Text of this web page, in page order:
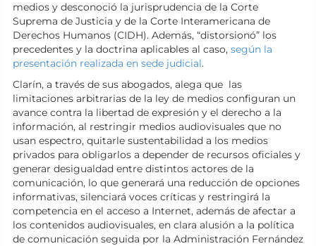
medios y desconoció la jurisprudencia de la Corte
Suprema de Justicia y de la Corte Interamericana de
Derechos Humanos (CIDH). Además, “distorsionó” los
precedentes y la doctrina aplicables al caso, según la
presentación realizada en sede judicial.
Clarín, a través de sus abogados, alega que las
limitaciones arbitrarias de la ley de medios configuran un
avance contra la libertad de expresión y el derecho a la
información, al restringir medios audiovisuales que no
usan espectro, quitarle sustentabilidad a los medios
privados para obligarlos a depender de recursos oficiales y
generar desigualdad entre distintos actores de la
comunicación, lo que generará una reducción de opciones
informativas, silenciará voces críticas y restringirá la
competencia en el acceso a Internet, además de afectar a
los contenidos audiovisuales, en clara alusión a la política
de comunicación seguida por la Administración Fernández